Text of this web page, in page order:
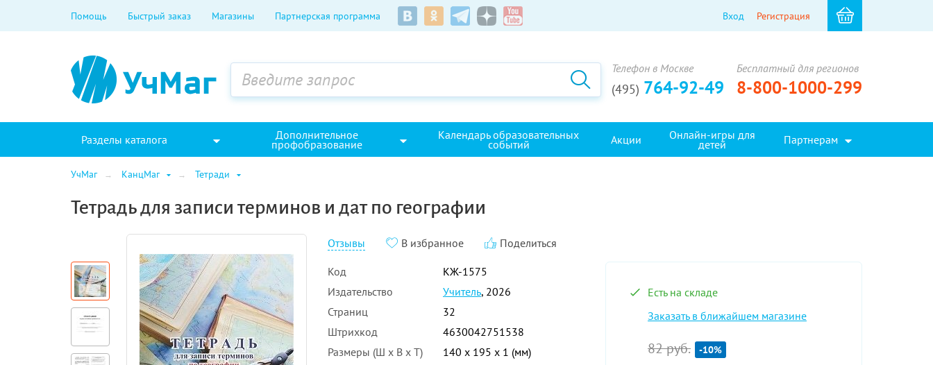
Помощь Быстрый заказ Магазины Партнерская программа Вход Регистрация
Телефон в Москве
(495) 764-92-49
Бесплатный для регионов
8-800-1000-299
Разделы каталога Дополнительное
профобразование
Календарь образовательных
событий Акции Онлайн-игры для
детей Партнерам
УчМаг КанцМаг Тетради
Тетрадь для записи терминов и дат по географии
Отзывы В избранное Поделиться
Есть на складе
Заказать в ближайшем магазине
82 руб. -10%
Код
КЖ-1575
Издательство
Учитель, 2026
Страниц
32
Штрихкод
4630042751538
Размеры (Ш x В x Т)
140 x 195 x 1 (мм)